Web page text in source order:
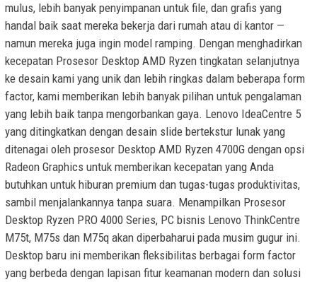
mulus, lebih banyak penyimpanan untuk file, dan grafis yang
handal baik saat mereka bekerja dari rumah atau di kantor —
namun mereka juga ingin model ramping. Dengan menghadirkan
kecepatan Prosesor Desktop AMD Ryzen tingkatan selanjutnya
ke desain kami yang unik dan lebih ringkas dalam beberapa form
factor, kami memberikan lebih banyak pilihan untuk pengalaman
yang lebih baik tanpa mengorbankan gaya. Lenovo IdeaCentre 5
yang ditingkatkan dengan desain slide bertekstur lunak yang
ditenagai oleh prosesor Desktop AMD Ryzen 4700G dengan opsi
Radeon Graphics untuk memberikan kecepatan yang Anda
butuhkan untuk hiburan premium dan tugas-tugas produktivitas,
sambil menjalankannya tanpa suara. Menampilkan Prosesor
Desktop Ryzen PRO 4000 Series, PC bisnis Lenovo ThinkCentre
M75t, M75s dan M75q akan diperbaharui pada musim gugur ini.
Desktop baru ini memberikan fleksibilitas berbagai form factor
yang berbeda dengan lapisan fitur keamanan modern dan solusi